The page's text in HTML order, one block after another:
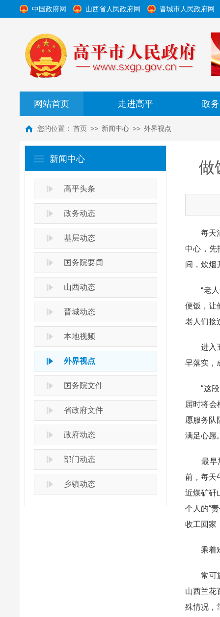
中国政府网 山西省人民政府网 晋城市人民政府网
网站首页 走进高平 政
您的位置： 首页 >> 新闻中心 >> 外界视点
新闻中心
高平头条
政务动态
基层动态
国务院要闻
山西动态
晋城动态
本地视频
外界视点
国务院文件
省政府文件
政府动态
部门动态
乡镇动态
做
每天清
中心，
间，炊烟
“老人
便饭，让
老人们接
进入五
早落实，
“这段
届时将会
愿服务队
满足心愿
最早加
前，每天
近煤矿矸
个人的“
收工回家
乘着难
常可旗
山西兰花
殊情况，